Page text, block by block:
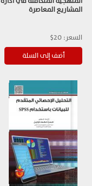
المشاريع المعاصرة
السعر: 20$